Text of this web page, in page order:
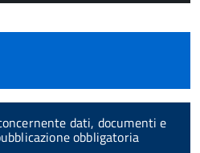
dati, documenti e
obbligatoria